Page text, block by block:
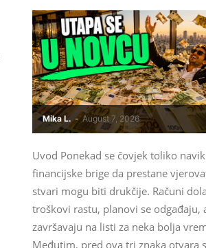
Mika L. - August 7, 2026
Uvod Ponekad se čovjek toliko
financijske brige da prestane
stvari mogu biti drukčije. Računi
troškovi rastu, planovi se odgađaju,
završavaju na listi za neka bolja
Međutim, pred ova tri znaka otvara